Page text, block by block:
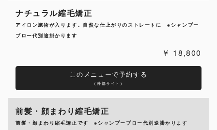
ナチュラル縮毛矯正
アイロン施術が入ります。自然な仕上がりのストレートに ※シャンプー
ブロー代別途掛かります
18,800
このメニューで予約する
（外部サイト）
前髪・顔まわり縮毛矯正
前髪・顔まわり縮毛矯正です ※シャンプーブロー代別途掛かります